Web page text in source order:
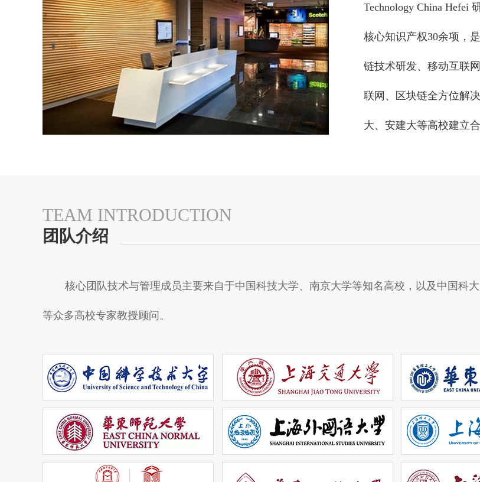
Technology China Hefei
核心知识产权30余项，
链技术研发、移动互联
联网、区块链全方位解
大、安建大等高校建立合
TEAM INTRODUCTION
团队介绍
核心团队技术与管理成员主要来自于中国科技大学、南京大学等知名高校，以及中国科
等众多高校专家教授顾问。